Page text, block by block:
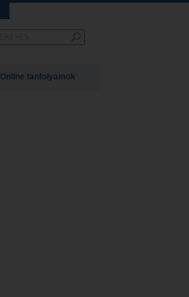
Online tanfolyamok